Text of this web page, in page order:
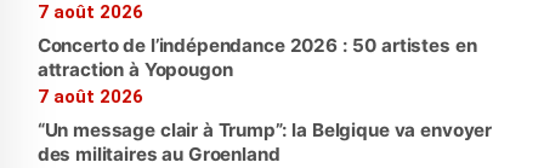
7 août 2026
Concerto de l’indépendance 2026 : 50 artistes en
attraction à Yopougon
7 août 2026
“Un message clair à Trump”: la Belgique va envoyer
des militaires au Groenland